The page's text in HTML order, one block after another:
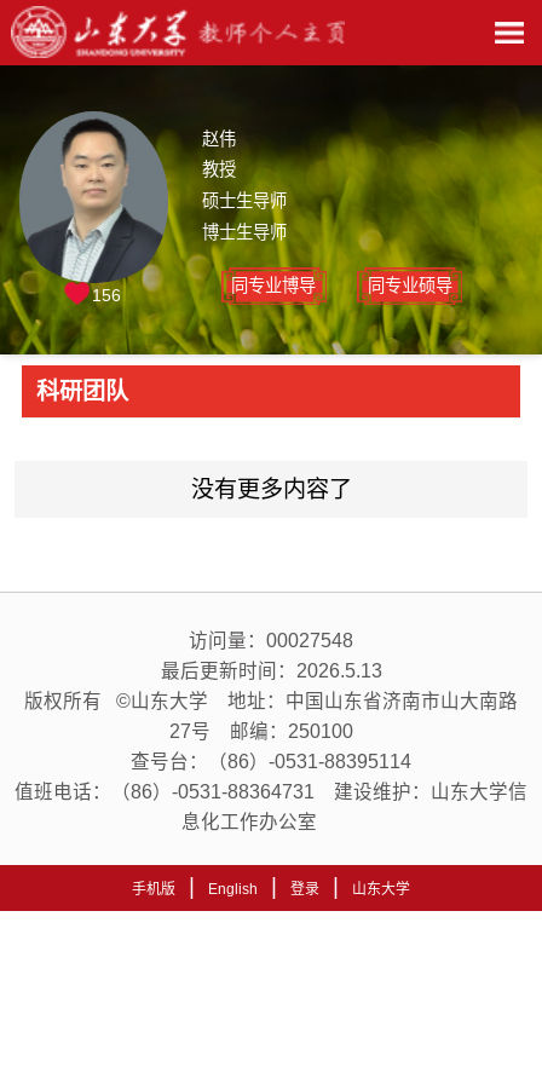
赵伟
教授
硕士生导师
博士生导师
同专业博导 同专业硕导
156
科研团队
没有更多内容了
访问量： 00027548
最后更新时间： 2026.5.13
版权所有 ©山东大学 地址：中国山东省济南市山大南路
27号 邮编：250100
查号台：（86）-0531-88395114
值班电话：（86）-0531-88364731 建设维护：山东大学信
息化工作办公室
手机版 English 登录 山东大学